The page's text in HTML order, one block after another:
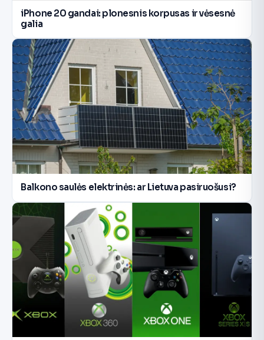
iPhone 20 gandai: plonesnis korpusas ir vėsesnė
galia
Balkono saulės elektrinės: ar Lietuva pasiruošusi?